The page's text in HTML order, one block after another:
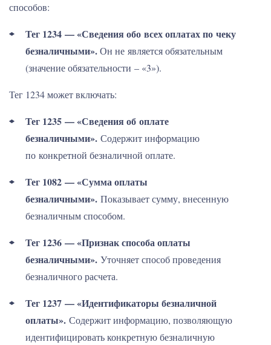
способов:
Тег 1234 — «Сведения обо всех оплатах по чеку
безналичными».Он не является обязательным
(значение обязательности – «3»).
Тег 1234 может включать:
Тег 1235 — «Сведения об оплате
безналичными». Содержит информацию
по конкретной безналичной оплате.
Тег 1082 — «Сумма оплаты
безналичными». Показывает сумму, внесенную
безналичным способом.
Тег 1236 — «Признак способа оплаты
безналичными». Уточняет способ проведения
безналичного расчета.
Тег 1237 — «Идентификаторы безналичной
оплаты». Содержит информацию, позволяющую
идентифицировать конкретную безналичную